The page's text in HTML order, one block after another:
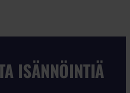
ISÄNNÖINTIÄ